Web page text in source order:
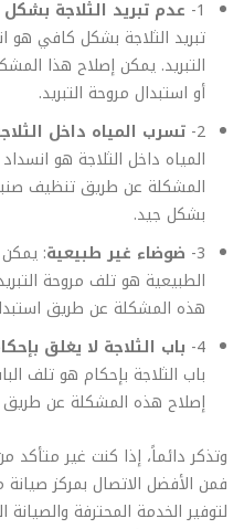
1- عدم تبريد الثلاجة
تبريد الثلاجة بشكل كافي هو
التبريد. يمكن إصلاح هذا
أو استبدال مروحة التبريد.
2- تسرب المياه داخل
المياه داخل الثلاجة هو
المشكلة عن طريق تنظيف
بشكل جيد.
3- ضوضاء غير طبيعية:
الطبيعية هو تلف مروحة
هذه المشكلة عن طريق
4- باب الثلاجة لا يغلق
باب الثلاجة بإحكام هو تلف
إصلاح هذه المشكلة عن طريق
وتذكر دائماً، إذا كنت غير متأكد
فمن الأفضل الاتصال بمركز
لتوفير الخدمة المحترفة